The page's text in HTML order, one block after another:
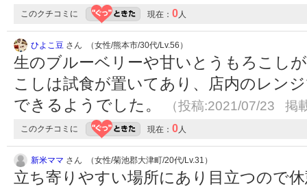
このクチコミに 現在： 0人
ひよこ豆 さん （女性/熊本市/30代/Lv.56）
生のブルーベリーや甘いとうもろこし
こしは試食が置いてあり、店内のレン
できるようでした。
（投稿:2021/07/23 掲
このクチコミに 現在： 0人
新米ママ さん （女性/菊池郡大津町/20代/Lv.31）
立ち寄りやすい場所にあり目立つので